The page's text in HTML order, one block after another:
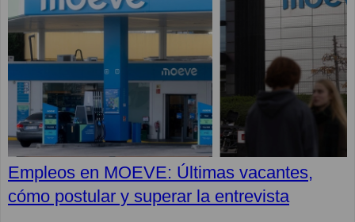
Empleos en MOEVE: Últimas vacantes,
cómo postular y superar la entrevista